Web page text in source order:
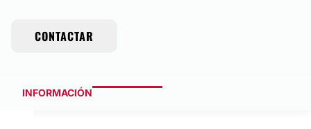
CONTACTAR
INFORMACIÓN